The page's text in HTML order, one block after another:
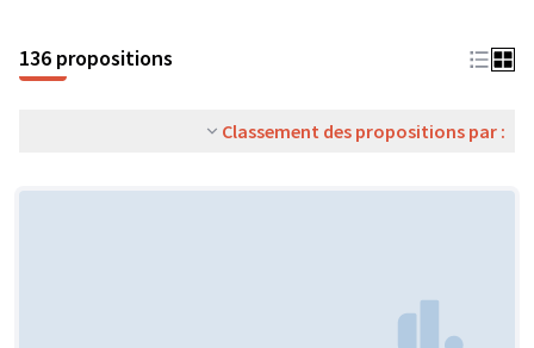
136 propositions
Classement des propositions par :